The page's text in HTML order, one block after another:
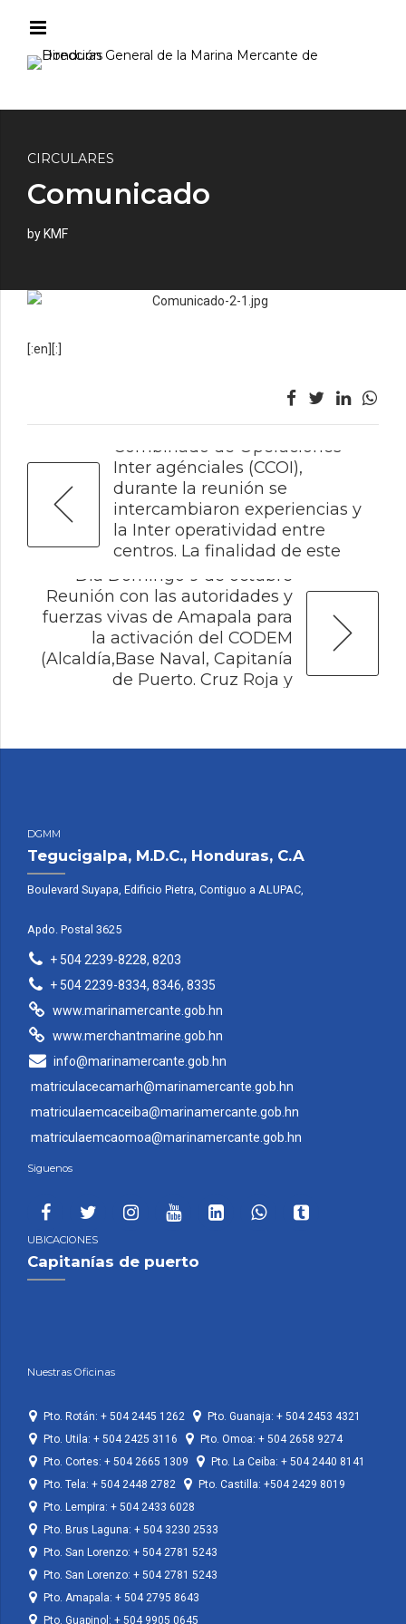
CIRCULARES
Comunicado
by KMF
[:en] [:]
relaciones con entes Inter
de funcionarios del Grupo
Militar y del Centro
Combinado de Operaciones
Inter agénciales (CCOI),
durante la reunión se
intercambiaron experiencias y
la Inter operatividad entre
centros. La finalidad de este
instituciones trabajen de
forma coordinada para
obtener resultados más
precisos durante las
operaciones contra el crimen
Dia Domingo 9 de octubre
Reunión con las autoridades y
fuerzas vivas de Amapala para
la activación del CODEM
(Alcaldía,Base Naval, Capitanía
de Puerto. Cruz Roja y
DGMM
Tegucigalpa, M.D.C., Honduras, C.A
Boulevard Suyapa, Edificio Pietra, Contiguo a ALUPAC,
Apdo. Postal 3625
+ 504 2239-8228, 8203
+ 504 2239-8334, 8346, 8335
www.marinamercante.gob.hn
www.merchantmarine.gob.hn
info@marinamercante.gob.hn
matriculacecamarh@marinamercante.gob.hn
matriculaemcaceiba@marinamercante.gob.hn
matriculaemcaomoa@marinamercante.gob.hn
Siguenos
UBICACIONES
Capitanías de puerto
Nuestras Oficinas
Pto. Rotán: + 504 2445 1262
Pto. Guanaja: + 504 2453 4321
Pto. Utila: + 504 2425 3116
Pto. Omoa: + 504 2658 9274
Pto. Cortes: + 504 2665 1309
Pto. La Ceiba: + 504 2440 8141
Pto. Tela: + 504 2448 2782
Pto. Castilla: +504 2429 8019
Pto. Lempira: + 504 2433 6028
Pto. Brus Laguna: + 504 3230 2533
Pto. San Lorenzo: + 504 2781 5243
Pto. San Lorenzo: + 504 2781 5243
Pto. Amapala: + 504 2795 8643
Pto. Guapinol: + 504 9905 0645